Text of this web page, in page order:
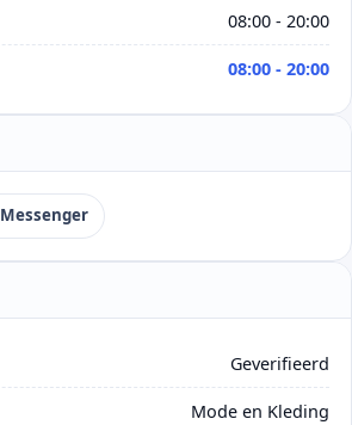
08:00 - 20:00
08:00 - 20:00
Messenger
Geverifieerd
Mode en Kleding